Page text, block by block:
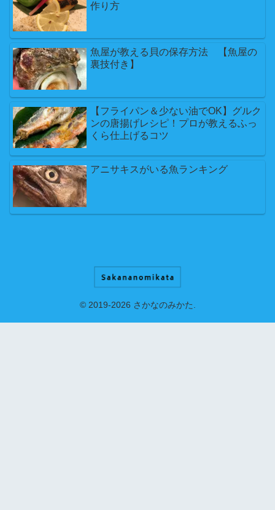
作り方
魚屋が教える貝の保存方法 【魚屋の
裏技付き】
【フライパン＆少ない油でOK】グルク
ンの唐揚げレシピ！プロが教えるふっ
くら仕上げるコツ
アニサキスがいる魚ランキング
© 2019-2026 さかなのみかた.